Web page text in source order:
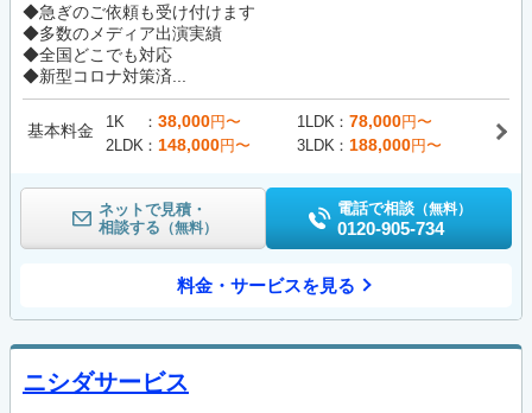
◆急ぎのご依頼も受け付けます
◆多数のメディア出演実績
◆全国どこでも対応
◆新型コロナ対策済...
基本料金 1K 38,000円〜 1LDK 78,000円〜
2LDK
148,000円〜 3LDK 188,000円〜
ネットで見積・
相談する （無料）
電話で相談 （無料）
0120-905-734
料金・サービスを見る
ニシダサービス